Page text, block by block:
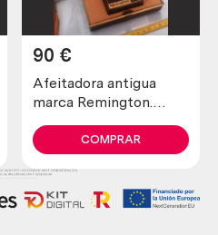
Afeitadora antigua
marca Remington.
colección
90 €
COMPRAR